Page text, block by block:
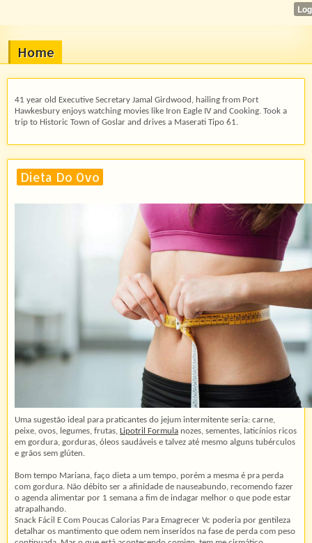
Home
41 year old Executive Secretary Jamal Girdwood, hailing from Port
Hawkesbury enjoys watching movies like Iron Eagle IV and Cooking. Took a
trip to Historic Town of Goslar and drives a Maserati Tipo 61.
Dieta Do Ovo
Uma sugestão ideal para praticantes do jejum intermitente seria: carne,
peixe, ovos, legumes, frutas, Lipotril Formula nozes, sementes, laticínios ricos
em gordura, gorduras, óleos saudáveis e talvez até mesmo alguns tubérculos
e grãos sem glúten.
Bom tempo Mariana, faço dieta a um tempo, porém a mesma é pra perda
com gordura. Não débito ser a afinidade de nauseabundo, recomendo fazer
o agenda alimentar por 1 semana a fim de indagar melhor o que pode estar
atrapalhando.
Snack Fácil E Com Poucas Calorias Para Emagrecer Vc poderia por gentileza
detalhar os mantimento que odem nem inseridos na fase de perda com peso